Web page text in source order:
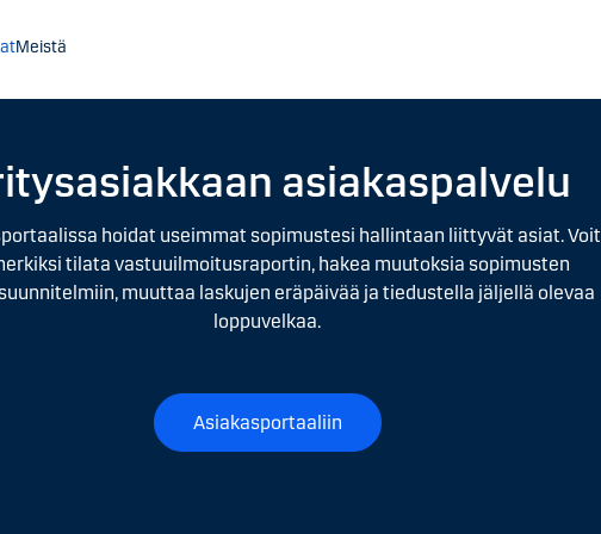
Meistä
asiakaspalvelu
hoidat useimmat sopimustesi hallintaan liittyvät asiat. Voit
tilata vastuuilmoitusraportin, hakea muutoksia sopimusten
muuttaa laskujen eräpäivää ja tiedustella jäljellä olevaa
loppuvelkaa.
Asiakasportaaliin